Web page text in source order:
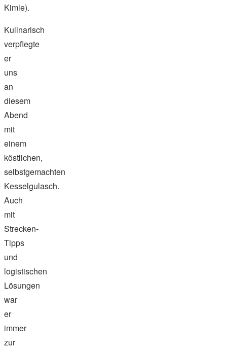
Kimle).
Kulinarisch
verpflegte
er
uns
an
diesem
Abend
mit
einem
köstlichen,
selbstgemachten
Kesselgulasch.
Auch
mit
Strecken-
Tipps
und
logistischen
Lösungen
war
er
immer
zur